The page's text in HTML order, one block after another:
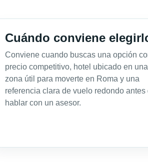
Cuándo conviene
Conviene cuando buscas una opción
precio competitivo, hotel ubicado en una
zona útil para moverte en Roma y una
referencia clara de vuelo redondo antes
hablar con un asesor.